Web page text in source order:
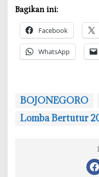
Bagikan ini:
Facebook
WhatsApp
BOJONEGORO
‎Lomba Bertutur